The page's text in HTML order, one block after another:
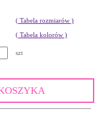
( Tabela rozmiarów )
( Tabela kolorów )
szt